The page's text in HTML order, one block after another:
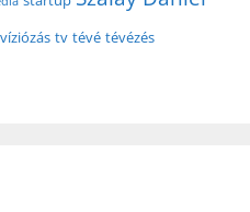
tv tévé tévézés